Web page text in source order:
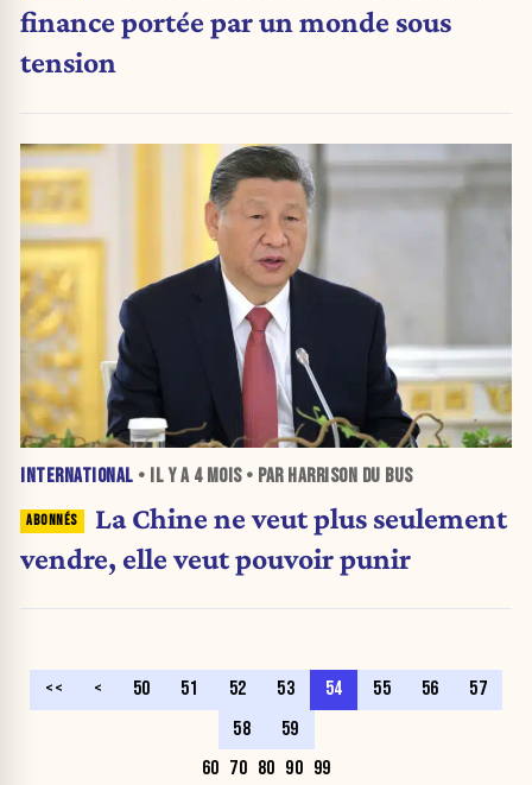
finance portée par un monde sous
tension
INTERNATIONAL • IL Y A 4 MOIS• PAR HARRISON DU BUS
La Chine ne veut plus seulement
vendre, elle veut pouvoir punir
<< < 50 51 52 53 54 55 56
57
58
59
60 70 80 90 99